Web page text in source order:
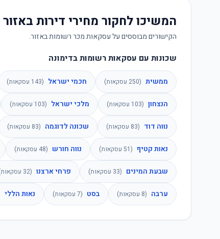
המשיכו לחקור מחירי דירות באזור
הקישורים מבוססים על עסקאות מכר רשומות באזור.
שכונות עם עסקאות רשומות בדימונה
ממשית (
250 עסקאות) חכמי ישראל (
143 עסקאות)
הנצחון (
103 עסקאות) מלכי ישראל (
103 עסקאות)
נווה דוד (
83 עסקאות) שכונה לדוגמה (
83 עסקאות)
נאות קטיף (
51 עסקאות) נווה חורש (
48 עסקאות)
שבעת המינים (
33 עסקאות) פרחי ארצנו (
32
ערבה (
8 עסקאות) בסט (
7 עסקאות) נאות הללי